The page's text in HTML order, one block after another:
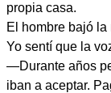
propia casa.
El hombre bajó la
Yo sentí que la
—Durante años
iban a aceptar.